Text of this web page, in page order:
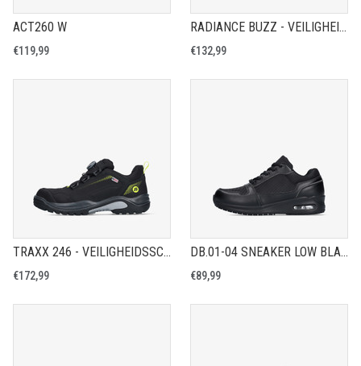
ACT260 W
€119,99
RADIANCE BUZZ - VEILIGHEIDSSCHOEN S3S
€132,99
TRAXX 246 - VEILIGHEIDSSCHOEN S7S
€172,99
DB.01-04 SNEAKER LOW BLACK
€89,99